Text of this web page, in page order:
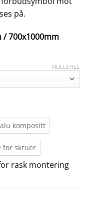
på.
/ 700x1000mm
kompositt
for skruer
NULLSTILL
rask montering